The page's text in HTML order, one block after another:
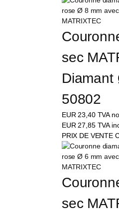
sec
Diamant
50802
EUR 23,40 TVA
EUR 27,85 TVA
PRIX DE VENTE
sec